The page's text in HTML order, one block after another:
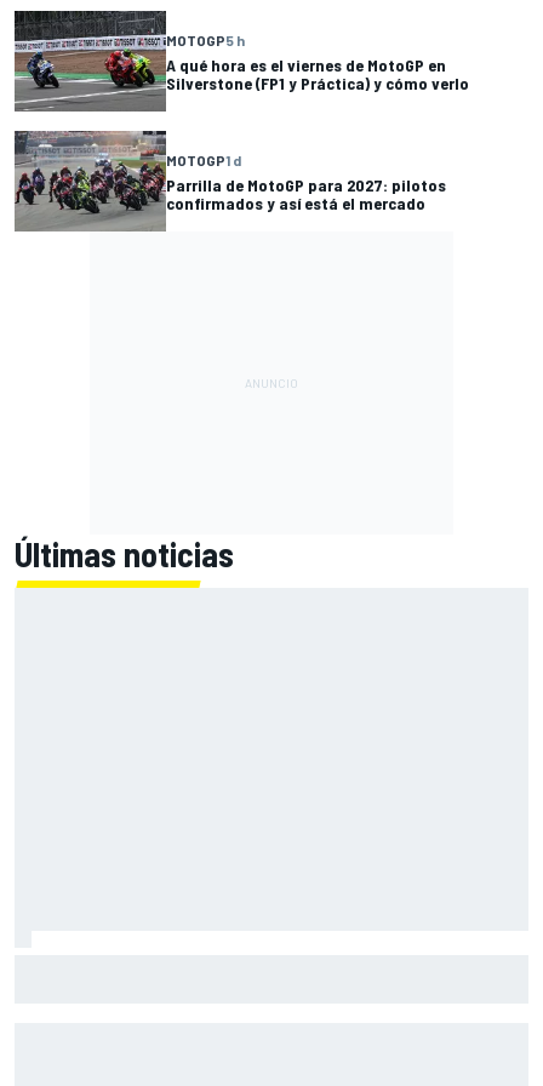
MOTOGP5 h
A qué hora es el viernes de MotoGP en
Silverstone (FP1 y Práctica) y cómo verlo
MOTOGP1 d
Parrilla de MotoGP para 2027: pilotos
confirmados y así está el mercado
Últimas noticias